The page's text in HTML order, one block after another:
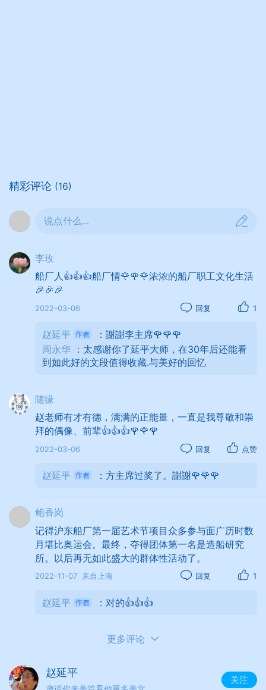
去年，工厂的生产形势严峻，职工称之为"爬坡
年"，爬坡年如何搞文艺活动呢？漆木车间的职工结
干》等歌曲，在国庆文艺会演中获得了一等奖。
在"计划生育宣传月"，他们创作了独脚戏《讲礼
貌》、《一个宝宝好》、滑稽魔术剧《道路的选
择》等节目，让大家在笑声中得到启发。
为了配合法制教育，他们赶排了不少节目，利
用中午体息时间，在食堂里向职工演出，并去工读
学校为失足青少年演出。事后，演员们还与失足青
年同席座谈。许多失足青年热泪盈眶，表示一定要
有益于社会的人。
艺术团很重视对基层文艺骨干的培养，他们还
经常到车间、班组辅导文艺活动积极分子，帮他们
排练节目。去年，他们举办了"班组演唱会"，许多班
组自己编歌，全组老少同台表演，歌声振奋了职工
精神，促进了班组团结，收到了很好的效果。
唱《电焊姑娘》、140人的大合唱《我们是海上铁路
的建设大军》等节目在上海市第三届"七月歌会"上获
精彩评论 (16)
说点什么...
李玫
船厂人👍👍👍船厂情🌹🌹🌹浓浓的船厂职工文化生活
🎉🎉🎉
2022-03-06 回复 1
赵延平
：謝謝李主席🌹🌹🌹
周永华 ：太感谢你了延平大师，在30年后还能看
到如此好的文段值得收藏.与美好的回忆
随缘
赵老师有才有德，满满的正能量，一直是我尊敬和崇
拜的偶像、前辈👍👍👍🌹🌹🌹
2022-03-06 回复 点赞
赵延平 ：方主席过奖了。謝謝🌹🌹🌹
鲍香岗
记得沪东船厂第一届艺术节项目众多参与面广历时数
月堪比奥运会。最终，夺得团体第一名是造船研究
所。以后再无如此盛大的群体性活动了。
2022-11-07 来自上海 回复 1
赵延平 ：对的👍👍👍
更多评论
赵延平
关注